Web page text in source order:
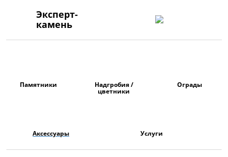
Эксперт-
камень
Памятники Надгробия /
цветники
Ограды
Аксессуары Услуги